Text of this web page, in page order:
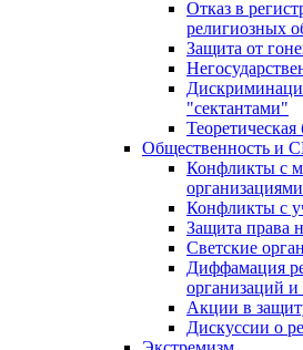
Отказ в
религиозных
Защита от
"сектантами"
Теоретическая
Общественность и
Конфликты с
организациями
Конфликты с
Защита права
Светские
Диффамация
организаций
Акции в
Дискуссии о